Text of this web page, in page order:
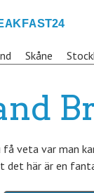
Skåne
veta var man
det här är en